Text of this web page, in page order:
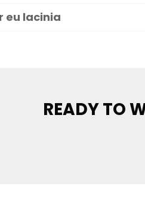
eu lacinia
READY TO